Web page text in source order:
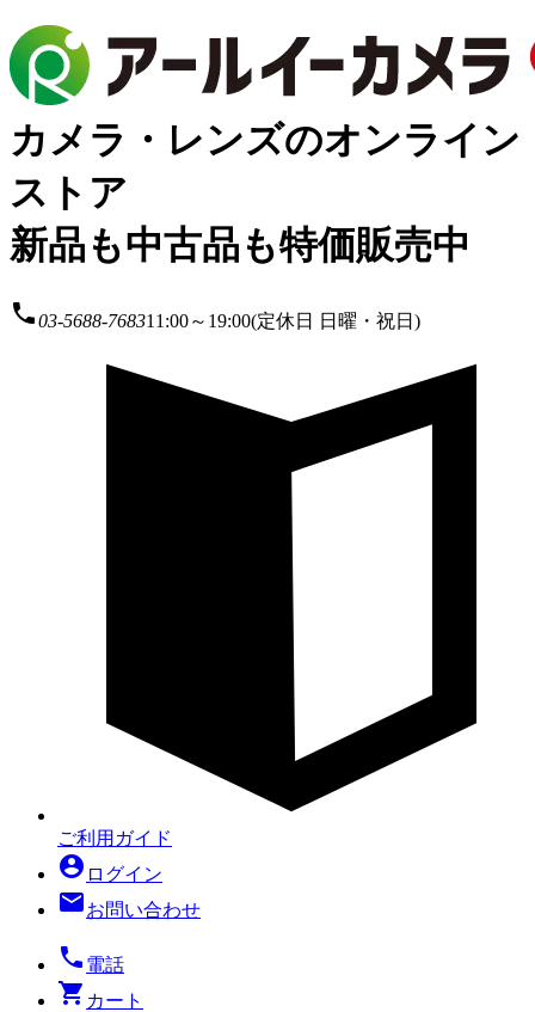
カメラ・レンズのオンライン
ストア
新品も中古品も特価販売中
local_phone03-5688-768311:00～19:00(定休日 日曜・祝日)
ご利用ガイド
account_circle ログイン
mailお問い合わせ
local_phone 電話
shopping_cart カート